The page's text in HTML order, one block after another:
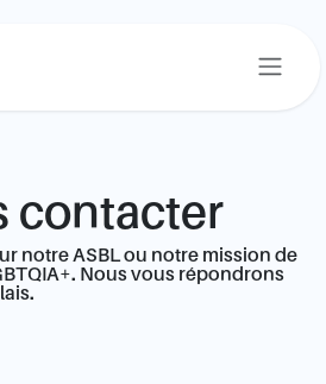
contacter
notre ASBL ou notre mission de
Nous vous répondrons